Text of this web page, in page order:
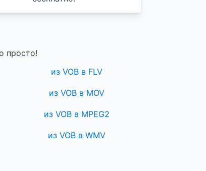
просто!
из VOB в FLV
из VOB в MOV
из VOB в MPEG2
из VOB в WMV